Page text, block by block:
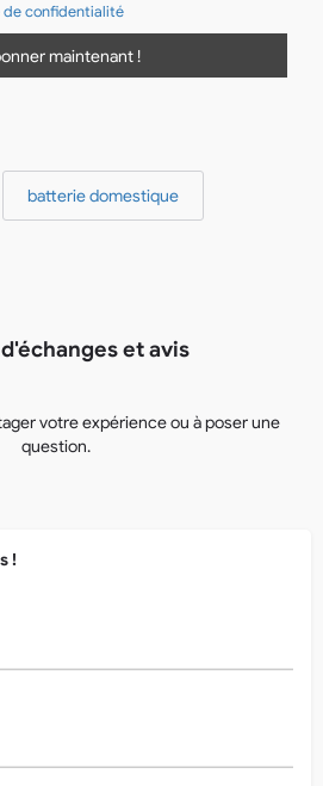
confidentialité
batterie domestique
et avis
votre expérience ou à poser une
question.
!